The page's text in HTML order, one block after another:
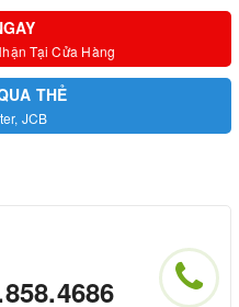
Tại Cửa Hàng
THẺ
JCB